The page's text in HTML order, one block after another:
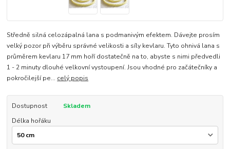
Středně silná celozápalná lana s podmanivým efektem. Dávejte prosím
velký pozor při výběru správné velikosti a síly kevlaru. Tyto ohnivá lana s
průměrem kevlaru 17 mm hoří dostatečně na to, abyste s nimi předvedli
1 - 2 minuty dlouhé velkovní vystoupení. Jsou vhodné pro začátečníky a
pokročilejší pe... celý popis
Dostupnost
Skladem
Délka hořáku